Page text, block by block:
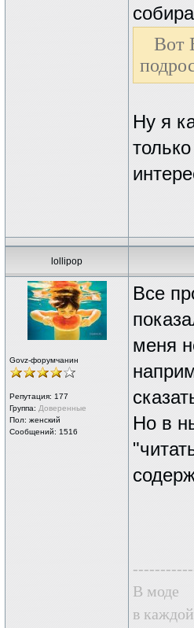
Вот
Ну я
lollipop
Govz-форумчанин
Репутация: 177
Группа: Доверенные
Пол: женский
Сообщений: 1516
Все
меня
Но в
В моде
в каждой